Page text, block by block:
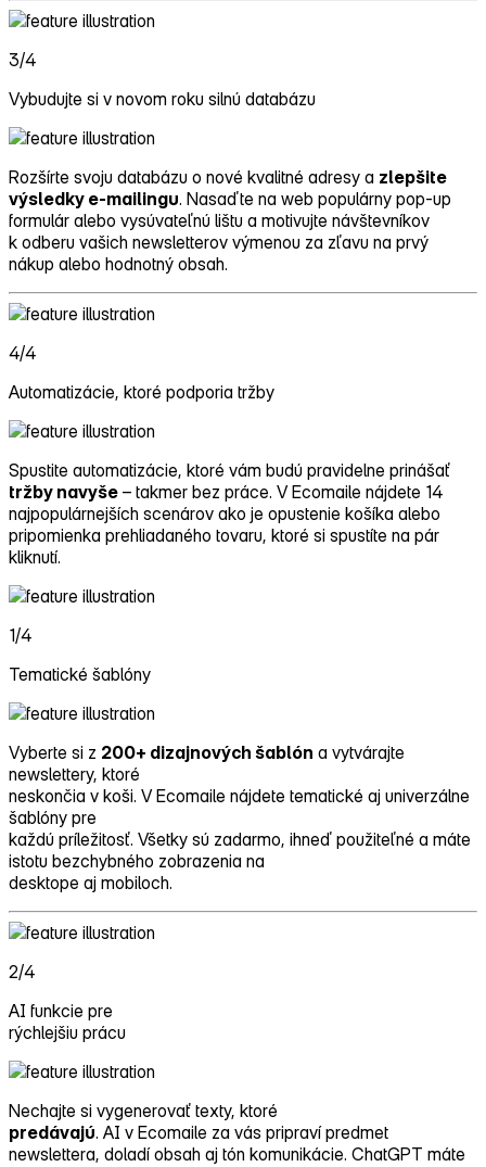
3/4
Vybudujte si v novom roku silnú databázu
Rozšírte svoju databázu o nové kvalitné adresy a zlepšite
výsledky e‑mailingu. Nasaďte na web populárny pop‑up
formulár alebo vysúvateľnú lištu a motivujte návštevníkov
k odberu vašich newsletterov výmenou za zľavu na prvý
nákup alebo hodnotný obsah.
4/4
Automatizácie, ktoré podporia tržby
Spustite automatizácie, ktoré vám budú pravidelne prinášať
tržby navyše – takmer bez práce. V Ecomaile nájdete 14
najpopulárnejších scenárov ako je opustenie košíka alebo
pripomienka prehliadaného tovaru, ktoré si spustíte na pár
kliknutí.
1/4
Tematické šablóny
Vyberte si z 200+ dizajnových šablón a vytvárajte
newslettery, ktoré
neskončia v koši. V Ecomaile nájdete tematické aj univerzálne
šablóny pre
každú príležitosť. Všetky sú zadarmo, ihneď použiteľné a máte
istotu bezchybného zobrazenia na
desktope aj mobiloch.
2/4
AI funkcie pre
rýchlejšiu prácu
Nechajte si vygenerovať texty, ktoré
predávajú. AI v Ecomaile za vás pripraví predmet
newslettera, doladí obsah aj tón komunikácie. ChatGPT máte